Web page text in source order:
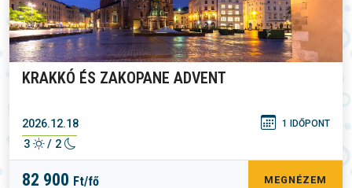
KRAKKÓ ÉS ZAKOPANE ADVENT
2026.12.18 1 IDŐPONT
3 / 2
82 900 Ft/fő MEGNÉZEM